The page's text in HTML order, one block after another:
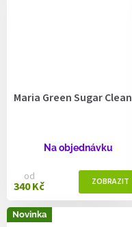
Maria Green Sugar Clean
Na objednávku
od
340 Kč
Novinka